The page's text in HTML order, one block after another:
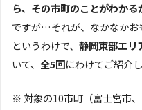
ら、その市町のことがわかる
ですが…それが、なかなかお
というわけで、 静岡東部エリ
いて、 全5回にわけてご紹介し
※ 対象の10市町（富士宮市